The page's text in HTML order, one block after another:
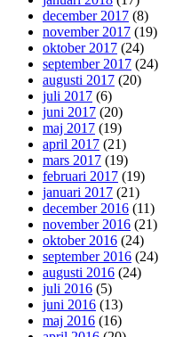
december 2017 (8)
november 2017 (19)
oktober 2017 (24)
september 2017 (24)
augusti 2017 (20)
juli 2017 (6)
juni 2017 (20)
maj 2017 (19)
april 2017 (21)
mars 2017 (19)
februari 2017 (19)
januari 2017 (21)
december 2016 (11)
november 2016 (21)
oktober 2016 (24)
september 2016 (24)
augusti 2016 (24)
juli 2016 (5)
juni 2016 (13)
maj 2016 (16)